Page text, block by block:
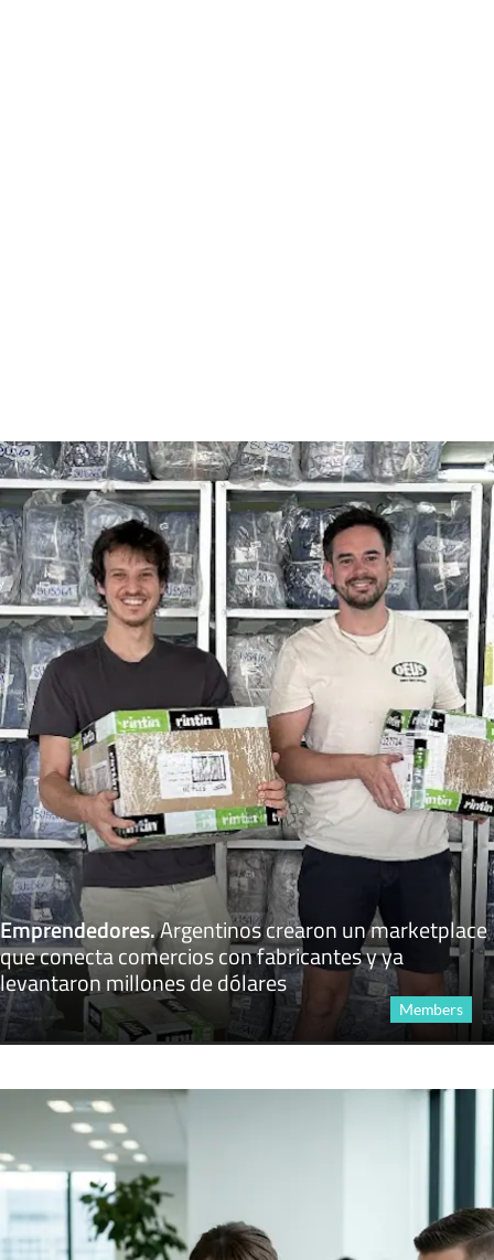
Emprendedores.Argentinos crearon un marketplace
que conecta comercios con fabricantes y ya
levantaron millones de dólares
Members